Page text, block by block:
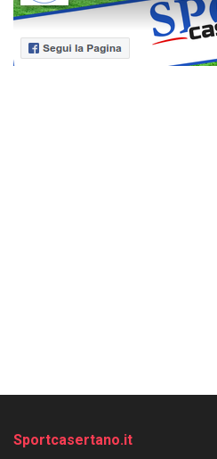
Sportcasertano.it